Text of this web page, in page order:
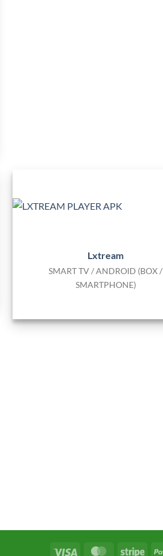
Lxtream
SMART TV / ANDROID (BOX /
SMARTPHONE)